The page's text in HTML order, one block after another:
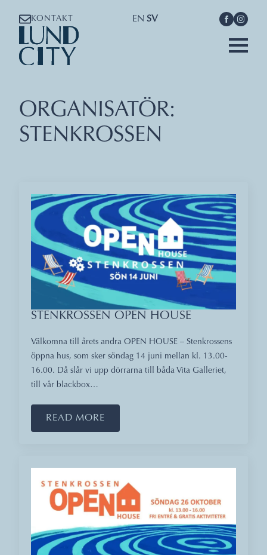
KONTAKT EN SV
ORGANISATÖR:
STENKROSSEN
STENKROSSEN OPEN HOUSE
Välkomna till årets andra OPEN HOUSE – Stenkrossens
öppna hus, som sker söndag 14 juni mellan kl. 13.00-
16.00. Då slår vi upp dörrarna till båda Vita Galleriet,
till vår blackbox…
READ MORE